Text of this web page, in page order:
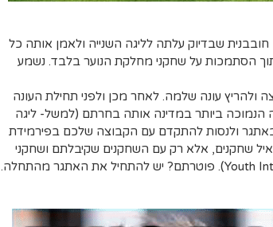
שבדיוק עלתה לליגה השנייה ולאמן אותה כל
הסתמכות על שחקני מחלקת הנוער בלבד. נשמע
ולהריץ עונה שלמה. לאחר מכן ולפני תחילת העונה
הנמוכה ביותר במדינה אותה בחרתם (למשל- ליגה
ולנסות להתקדם עם הקבוצה שלכם בפירמידת
שחקנים, אלא רק עם השחקנים שקיבלתם ושחקני
מחלקת הנוער שיעלו לבוגרים מדי שנה (Youth Intakes). פוטרתם? יש להתחיל את האתגר מהתחלה.